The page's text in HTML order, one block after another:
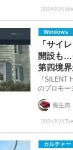
2024.9.25
Windows
「サイ
開設も…
第四境
『SILENT
のプロモー
2024.9.24
焦生肉
カルチャー